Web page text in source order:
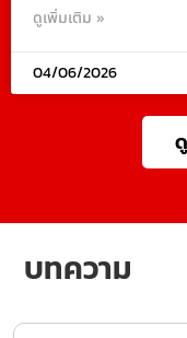
ดูเพิ่มเติม »
04/06/2026
บทความ